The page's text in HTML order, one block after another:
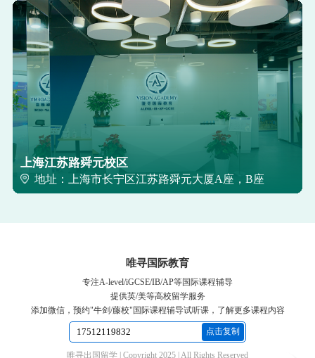
上海江苏路舜元校区
地址：上海市长宁区江苏路舜元大厦A座，B座
唯寻国际教育
专注A-level/iGCSE/IB/AP等国际课程辅导
提供英/美等高校留学服务
添加微信，预约"牛剑/藤校"国际课程辅导试听课，了解更多课程内容
点击复制
唯寻出国留学 | Copyright 2025 | All Rights Reserved